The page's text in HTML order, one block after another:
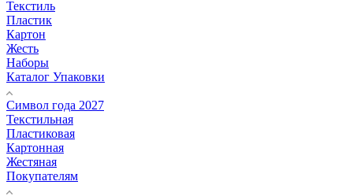
Текстиль
Пластик
Картон
Жесть
Наборы
Каталог Упаковки
Символ года 2027
Текстильная
Пластиковая
Картонная
Жестяная
Покупателям